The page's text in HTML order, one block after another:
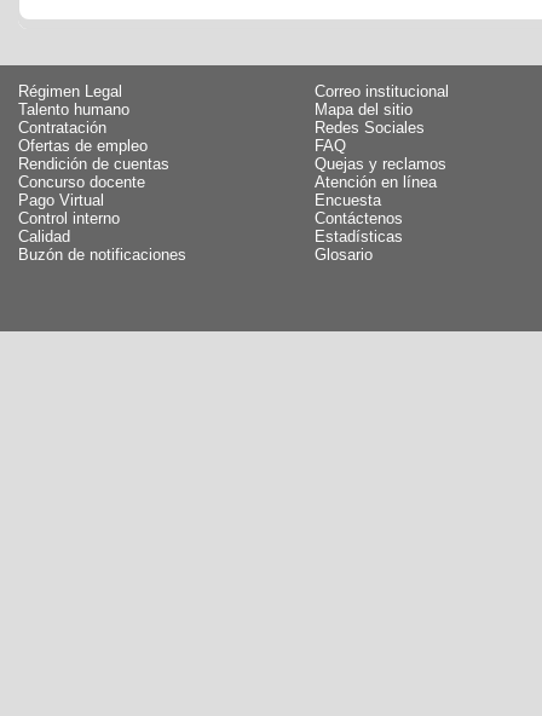
Régimen Legal
Talento humano
Contratación
Ofertas de empleo
Rendición de cuentas
Concurso docente
Pago Virtual
Control interno
Calidad
Buzón de notificaciones
Correo institucional
Mapa del sitio
Redes Sociales
FAQ
Quejas y reclamos
Atención en línea
Encuesta
Contáctenos
Estadísticas
Glosario